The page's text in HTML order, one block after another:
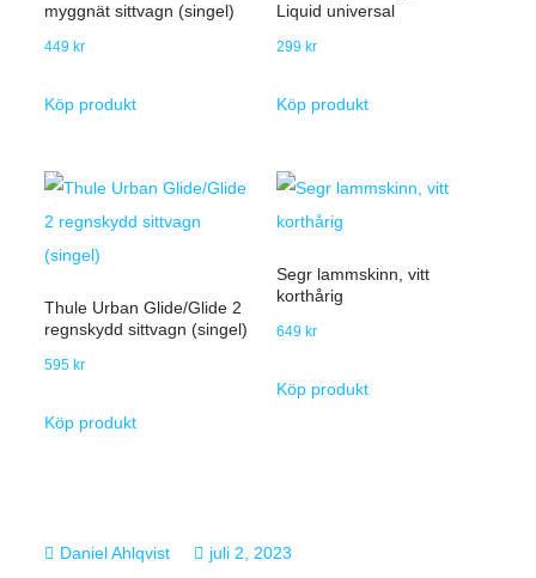
myggnät sittvagn (singel)
449 kr
Köp produkt
Liquid universal
299 kr
Köp produkt
Thule Urban Glide/Glide 2
regnskydd sittvagn (singel)
595kr
Köp produkt
Segr lammskinn, vitt
korthårig
649kr
Köp produkt
juli 2, 2023